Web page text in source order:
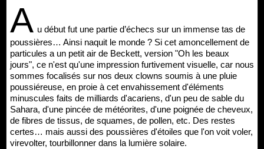
A u début fut une partie d’échecs sur un immense tas de
poussières… Ainsi naquit le monde ? Si cet amoncellement de
particules a un petit air de Beckett, version "Oh les beaux
jours", ce n'est qu'une impression furtivement visuelle, car nous
sommes focalisés sur nos deux clowns soumis à une pluie
poussiéreuse, en proie à cet envahissement d'éléments
minuscules faits de milliards d'acariens, d'un peu de sable du
Sahara, d'une pincée de météorites, d'une poignée de cheveux,
de fibres de tissus, de squames, de pollen, etc. Des restes
certes… mais aussi des poussières d'étoiles que l'on voit voler,
virevolter, tourbillonner dans la lumière solaire.